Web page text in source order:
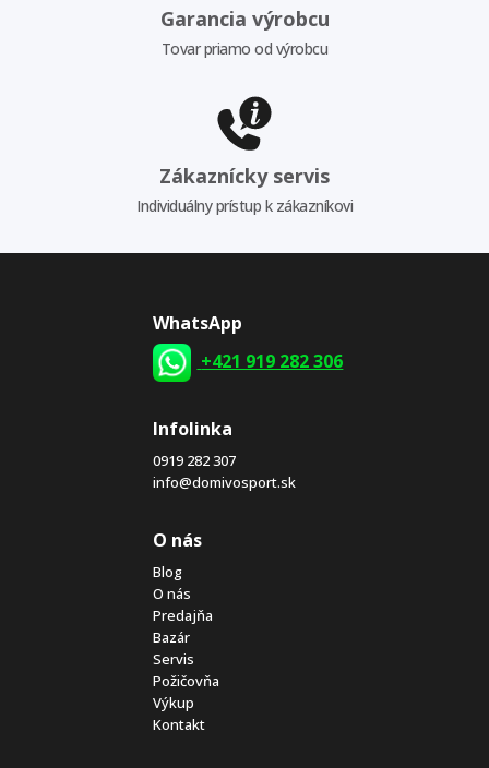
Garancia výrobcu
Tovar priamo od výrobcu
Zákaznícky servis
Individuálny prístup k zákazníkovi
WhatsApp
+421 919 282 306
Infolinka
0919 282 307
info@domivosport.sk
O nás
Blog
O nás
Predajňa
Bazár
Servis
Požičovňa
Výkup
Kontakt